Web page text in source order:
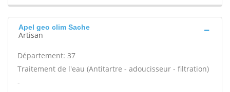
Apel geo clim Sache
Artisan
Département: 37
Traitement de l'eau (Antitartre - adoucisseur - filtration)
-